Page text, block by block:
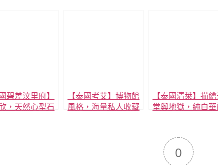
碧差汶里府】
，天然心型石
【泰國考艾】博物館
風格，海量私人收藏
【泰國清萊】描
堂與地獄，純白華
0